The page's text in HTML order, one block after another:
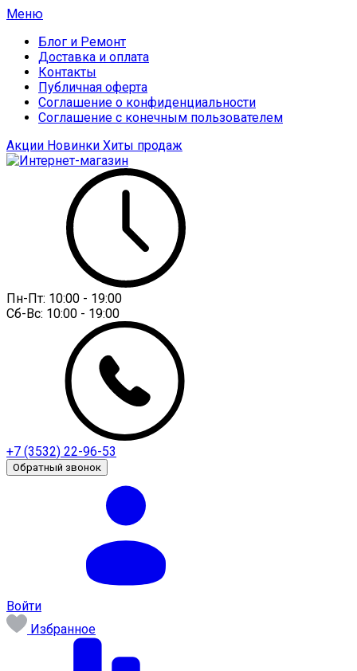
Меню
Блог и Ремонт
Доставка и оплата
Контакты
Публичная оферта
Соглашение о конфиденциальности
Соглашение с конечным пользователем
Акции Новинки Хиты продаж
Пн-Пт: 10:00 - 19:00
Сб-Вс: 10:00 - 19:00
+7 (3532) 22-96-53
Обратный звонок
Войти
Избранное